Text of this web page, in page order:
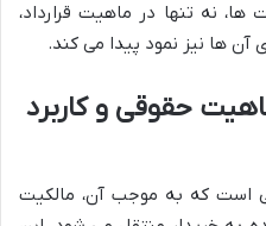
نه تنها در ماهیت قرارداد،
آن ها نیز نمود پیدا می کند.
حقوقی و کاربرد
است که به موجب آن، مالکیت